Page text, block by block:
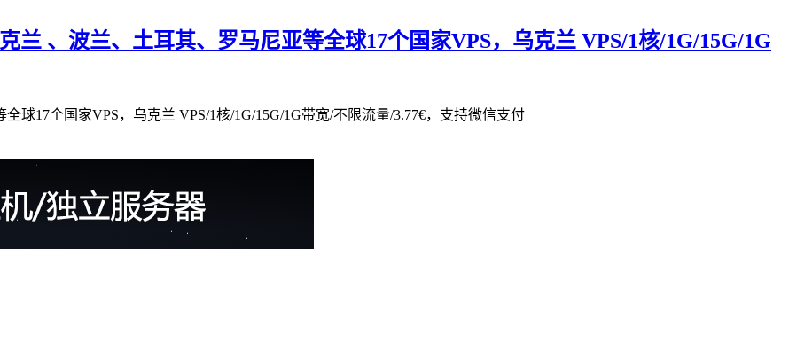
兰 、波兰、土耳其、罗马尼亚等全球17个国家VPS，乌克兰 VPS/1核/1G/15G/1G
球17个国家VPS，乌克兰 VPS/1核/1G/15G/1G带宽/不限流量/3.77€，支持微信支付